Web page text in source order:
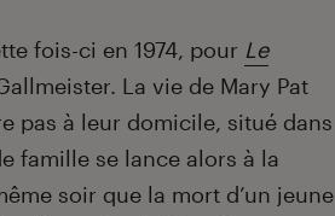
fois-ci en 1974, pour Le
La vie de Mary Pat
pas à leur domicile, situé dans
famille se lance alors à la
soir que la mort d’un jeune